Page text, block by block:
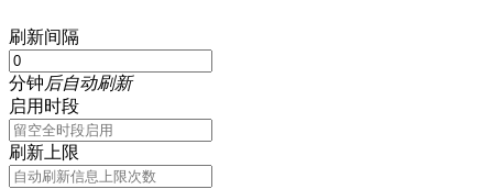
刷新间隔
分钟后自动刷新
启用时段
刷新上限